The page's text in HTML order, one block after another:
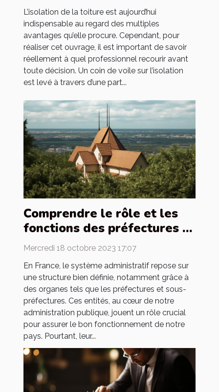
L’isolation de la toiture est aujourd’hui
indispensable au regard des multiples
avantages qu’elle procure. Cependant, pour
réaliser cet ouvrage, il est important de savoir
réellement à quel professionnel recourir avant
toute décision. Un coin de voile sur l’isolation
est levé à travers d’une part...
Comprendre le rôle et les
fonctions des préfectures et
sous-préfectures en France
Mercredi 18 octobre 2023 17:07
En France, le système administratif repose sur
une structure bien définie, notamment grâce à
des organes tels que les préfectures et sous-
préfectures. Ces entités, au cœur de notre
administration publique, jouent un rôle crucial
pour assurer le bon fonctionnement de notre
pays. Pourtant, leur...